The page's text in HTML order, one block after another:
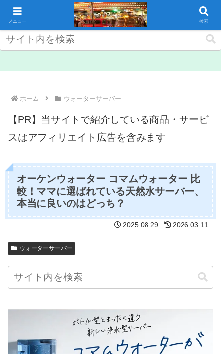
コンテンツへスキップ
ホーム ウォーターサーバー
【PR】当サイトで紹介している商品・サービ
スはアフィリエイト広告を含みます
オーケンウォーター コマムウォーター 比
較！ママに選ばれている天然水サーバー、
本当に良いのはどっち？
2025.08.29 2026.03.11
ウォーターサーバー
メニュー 検索